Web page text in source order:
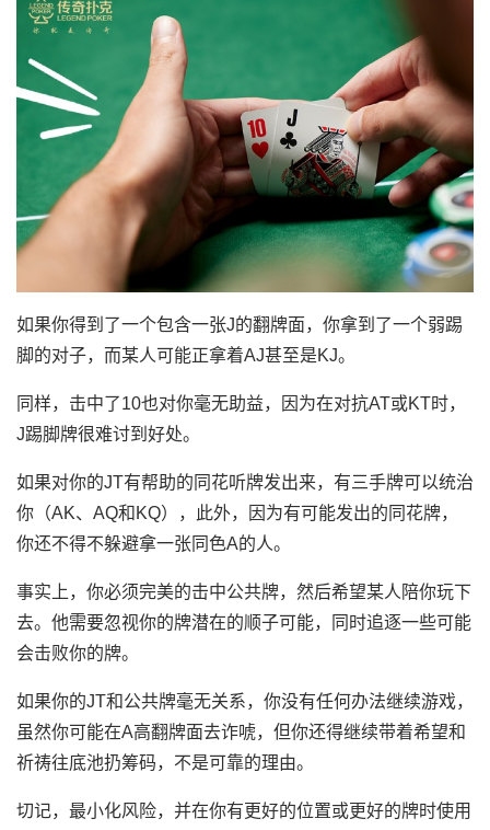
如果你得到了一个包含一张J的翻牌面，你拿到了一个弱踢
脚的对子，而某人可能正拿着AJ甚至是KJ。
同样，击中了10也对你毫无助益，因为在对抗AT或KT时，
J踢脚牌很难讨到好处。
如果对你的JT有帮助的同花听牌发出来，有三手牌可以统治
你（AK、AQ和KQ），此外，因为有可能发出的同花牌，
你还不得不躲避拿一张同色A的人。
事实上，你必须完美的击中公共牌，然后希望某人陪你玩下
去。他需要忽视你的牌潜在的顺子可能，同时追逐一些可能
会击败你的牌。
如果你的JT和公共牌毫无关系，你没有任何办法继续游戏，
虽然你可能在A高翻牌面去诈唬，但你还得继续带着希望和
祈祷往底池扔筹码，不是可靠的理由。
切记，最小化风险，并在你有更好的位置或更好的牌时使用